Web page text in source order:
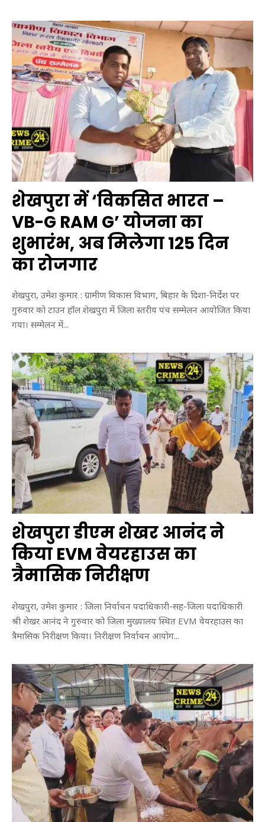
शेखपुरा में ‘विकसित भारत –
VB-G RAM G’ योजना का
शुभारंभ, अब मिलेगा 125 दिन
का रोजगार
शेखपुरा, उमेश कुमार : ग्रामीण विकास विभाग, बिहार के दिशा-निर्देश पर
गुरुवार को टाउन हॉल शेखपुरा में जिला स्तरीय पंच सम्मेलन आयोजित किया
गया। सम्मेलन में...
शेखपुरा डीएम शेखर आनंद ने
किया EVM वेयरहाउस का
त्रैमासिक निरीक्षण
शेखपुरा, उमेश कुमार : जिला निर्वाचन पदाधिकारी-सह-जिला पदाधिकारी
श्री शेखर आनंद ने गुरुवार को जिला मुख्यालय स्थित EVM वेयरहाउस का
त्रैमासिक निरीक्षण किया। निरीक्षण निर्वाचन आयोग...